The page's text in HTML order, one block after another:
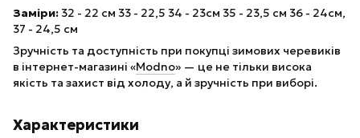
Заміри: 32 - 22 см 33 - 22,5 34 - 23см 35 - 23,5 см 36 - 24см,
37 - 24,5 см
Зручність та доступність при покупці зимових черевиків
в інтернет-магазині «Modno» — це не тільки висока
якість та захист від холоду, а й зручність при виборі.
Характеристики